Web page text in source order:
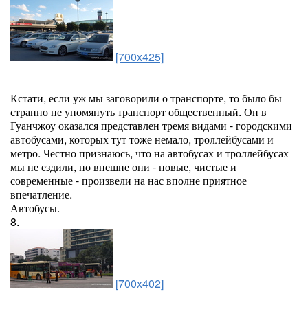
[700x425]
Кстати, если уж мы заговорили о транспорте, то было бы
странно не упомянуть транспорт общественный. Он в
Гуанчжоу оказался представлен тремя видами - городскими
автобусами, которых тут тоже немало, троллейбусами и
метро. Честно признаюсь, что на автобусах и троллейбусах
мы не ездили, но внешне они - новые, чистые и
современные - произвели на нас вполне приятное
впечатление.
Автобусы.
8.
[700x402]